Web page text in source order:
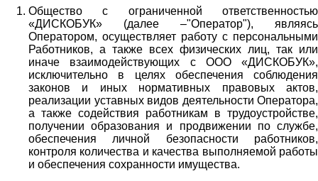
Общество с ограниченной ответственностью
«ДИСКОБУК» (далее –"Оператор"), являясь
Оператором, осуществляет работу с персональными
Работников, а также всех физических лиц, так или
иначе взаимодействующих с ООО «ДИСКОБУК»,
исключительно в целях обеспечения соблюдения
законов и иных нормативных правовых актов,
реализации уставных видов деятельности Оператора,
а также содействия работникам в трудоустройстве,
получении образования и продвижении по службе,
обеспечения личной безопасности работников,
контроля количества и качества выполняемой работы
и обеспечения сохранности имущества.